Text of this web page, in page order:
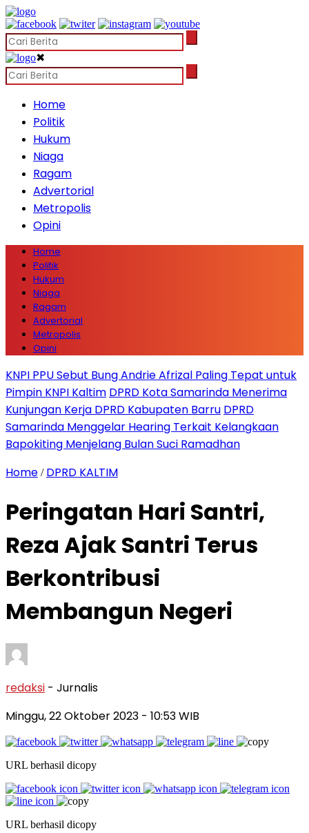
✖
Home
Politik
Hukum
Niaga
Ragam
Advertorial
Metropolis
Opini
Home
Politik
Hukum
Niaga
Ragam
Advertorial
Metropolis
Opini
KNPI PPU Sebut Bung Andrie Afrizal Paling Tepat untuk
Pimpin KNPI Kaltim DPRD Kota Samarinda Menerima
Kunjungan Kerja DPRD Kabupaten Barru DPRD
Samarinda Menggelar Hearing Terkait Kelangkaan
Bapokiting Menjelang Bulan Suci Ramadhan
Home / DPRD KALTIM
Peringatan Hari Santri,
Reza Ajak Santri Terus
Berkontribusi
Membangun Negeri
redaksi - Jurnalis
Minggu, 22 Oktober 2023 - 10:53 WIB
URL berhasil dicopy
URL berhasil dicopy